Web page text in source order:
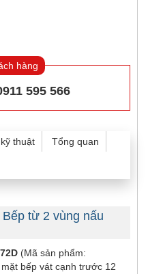
hàng
595 566
thuật
Tổng quan
từ 2 vùng nấu
(Mã sản phẩm:
bếp vát cạnh trước 12